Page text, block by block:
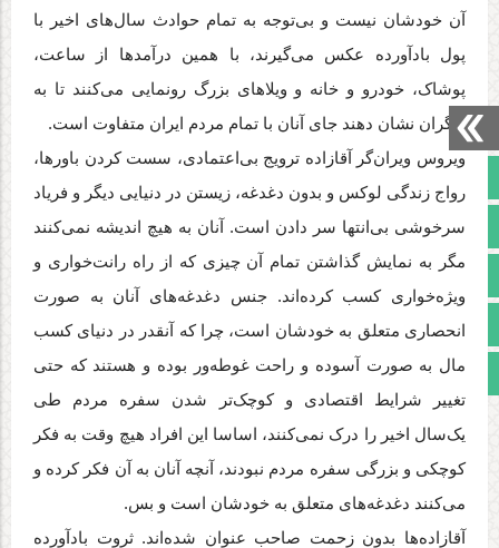
صفحه نخست
تالار گفتمان
آپارات
اینستاگرام
مجوز سایت
آن خودشان نیست و بی‌توجه به تمام حوادث سال‌های اخیر با
پول بادآورده عکس می‌گیرند، با همین درآمدها از ساعت،
پوشاک، خودرو و خانه و ویلاهای بزرگ رونمایی می‌کنند تا به
دیگران نشان دهند جای آنان با تمام مردم ایران متفاوت است.
ویروس ویران‌گر آقازاده ترویج بی‌اعتمادی، سست کردن باورها،
رواج زندگی لوکس و بدون دغدغه، زیستن در دنیایی دیگر و فریاد
سرخوشی بی‌انتها سر دادن است. آنان به هیچ اندیشه نمی‌کنند
مگر به نمایش گذاشتن تمام آن چیزی که از راه‌ رانت‌خواری و
ویژه‌خواری کسب کرده‌اند. جنس دغدغه‌های آنان به صورت
انحصاری متعلق به خودشان است، چرا که آنقدر در دنیای کسب
مال به صورت آسوده و راحت غوطه‌ور بوده و هستند که حتی
تغییر شرایط اقتصادی و کوچک‌تر شدن سفره مردم طی
یک‌سال اخیر را درک نمی‌کنند، اساسا این افراد هیچ وقت به فکر
کوچکی و بزرگی سفره مردم نبودند، آنچه آنان به آن فکر کرده و
می‌کنند دغدغه‌های متعلق به خودشان است و بس.
آقازاده‌ها بدون زحمت صاحب عنوان شده‌اند. ثروت بادآورده